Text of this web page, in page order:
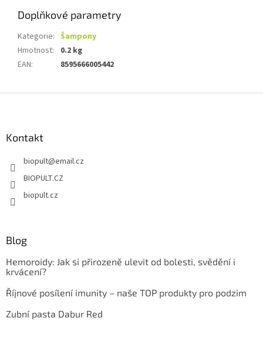
Doplňkové parametry
Kategorie: Šampony
Hmotnost:
0.2 kg
EAN: 8595666005442
Kontakt
biopult@email.cz
BIOPULT.CZ
biopult.cz
Blog
Hemoroidy: Jak si přirozeně ulevit od bolesti, svědění i
krvácení?
Říjnové posílení imunity – naše TOP produkty pro podzim
Zubní pasta Dabur Red